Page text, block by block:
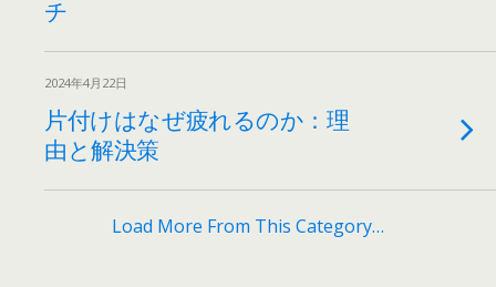
チ
2024年4月22日
片付けはなぜ疲れるのか：理
由と解決策
Load More From This Category…